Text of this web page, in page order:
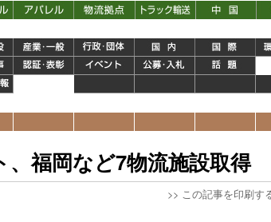
、福岡など7物流施設取得
>> この記事を印刷す